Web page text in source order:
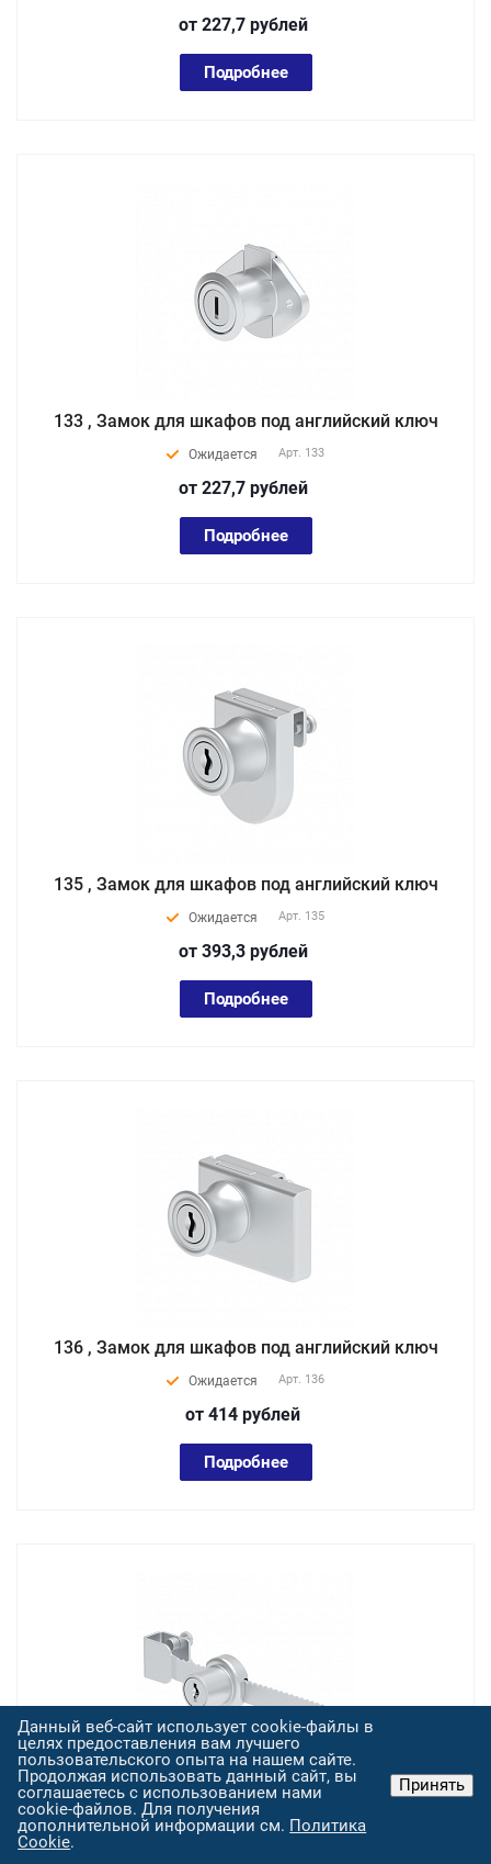
от 227,7 рублей
Подробнее
133 , Замок для шкафов под английский ключ
Ожидается Арт. 133
от 227,7 рублей
Подробнее
135 , Замок для шкафов под английский ключ
Ожидается Арт. 135
от 393,3 рублей
Подробнее
136 , Замок для шкафов под английский ключ
Ожидается Арт. 136
от 414 рублей
Подробнее
137 , Замок для шкафов под английский ключ
Данный веб-сайт использует cookie-файлы в
целях предоставления вам лучшего
пользовательского опыта на нашем сайте.
Продолжая использовать данный сайт, вы
соглашаетесь с использованием нами
cookie-файлов. Для получения
дополнительной информации см. Политика
Cookie.
Принять